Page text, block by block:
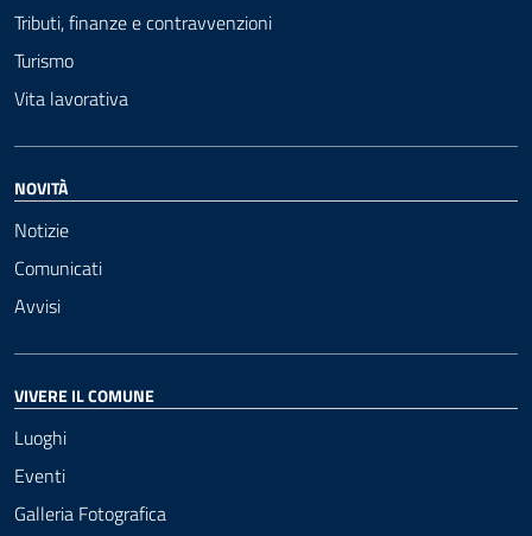
Tributi, finanze e contravvenzioni
Turismo
Vita lavorativa
NOVITÀ
Notizie
Comunicati
Avvisi
VIVERE IL COMUNE
Luoghi
Eventi
Galleria Fotografica